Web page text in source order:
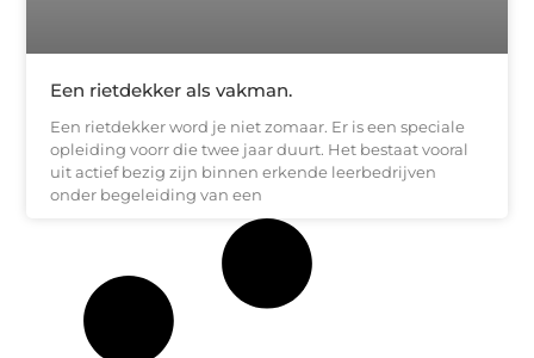
Een rietdekker als vakman.
Een rietdekker word je niet zomaar. Er is een speciale
opleiding voorr die twee jaar duurt. Het bestaat vooral
uit actief bezig zijn binnen erkende leerbedrijven
onder begeleiding van een